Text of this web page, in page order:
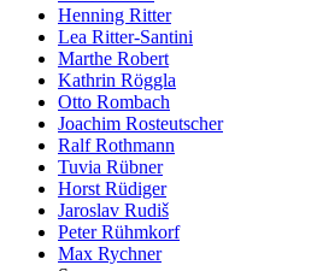
Henning Ritter
Lea Ritter-Santini
Marthe Robert
Kathrin Röggla
Otto Rombach
Joachim Rosteutscher
Ralf Rothmann
Tuvia Rübner
Horst Rüdiger
Jaroslav Rudiš
Peter Rühmkorf
Max Rychner